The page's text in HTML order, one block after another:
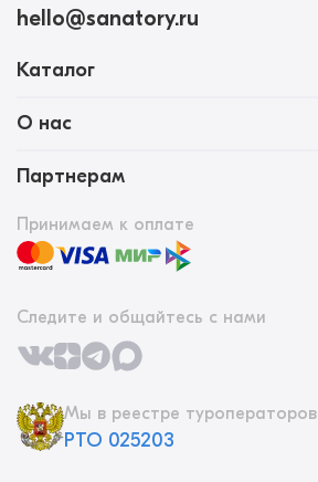
hello@sanatory.ru
Каталог
О нас
Партнерам
Принимаем к оплате
Следите и общайтесь с нами
Мы в реестре туроператоров
РТО 025203